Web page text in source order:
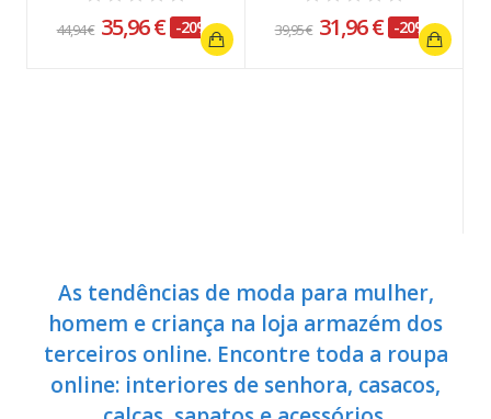
44,94 € 35,96 € -20% 39,95 € 31,96 € -20%
As tendências de moda para mulher,
homem e criança na loja armazém dos
terceiros online. Encontre toda a roupa
online: interiores de senhora, casacos,